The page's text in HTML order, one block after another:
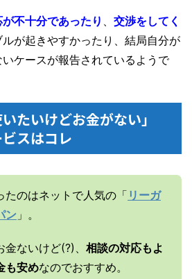
不十分であったり 、 交渉をしてく
ルが起きやすかったり、結局自分が
ケースが報告されているようで
たいけどお金がない」
スはコレ
たのはネットで人気の「 リーガ
ン 」。
金ないけど(?)、 相談の対応もよ
も安めなのでおすすめ。